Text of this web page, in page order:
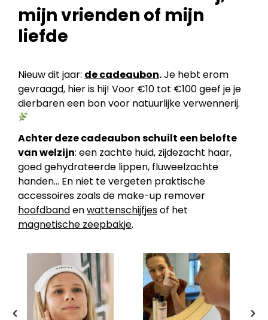
mijn vrienden of mijn
liefde
Nieuw dit jaar: de cadeaubon.Je hebt erom
gevraagd, hier is hij! Voor €10 tot €100 geef je je
dierbaren een bon voor natuurlijke verwennerij.
Achter deze cadeaubon schuilt een belofte
van welzijn: een zachte huid, zijdezacht haar,
goed gehydrateerde lippen, fluweelzachte
handen… En niet te vergeten praktische
accessoires zoals de make-up remover
hoofdbandenwattenschijfjesof het
magnetische zeepbakje.